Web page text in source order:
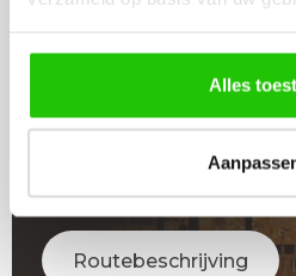
Alles
WINKEL
BEZOEKEN
Routebeschrijving